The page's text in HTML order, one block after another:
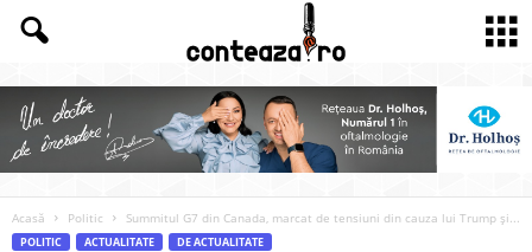
Acasă Politic Summitul G7 din Canada, marcat de tensiuni din cauza lui Trump și...
POLITIC ACTUALITATE DE ACTUALITATE